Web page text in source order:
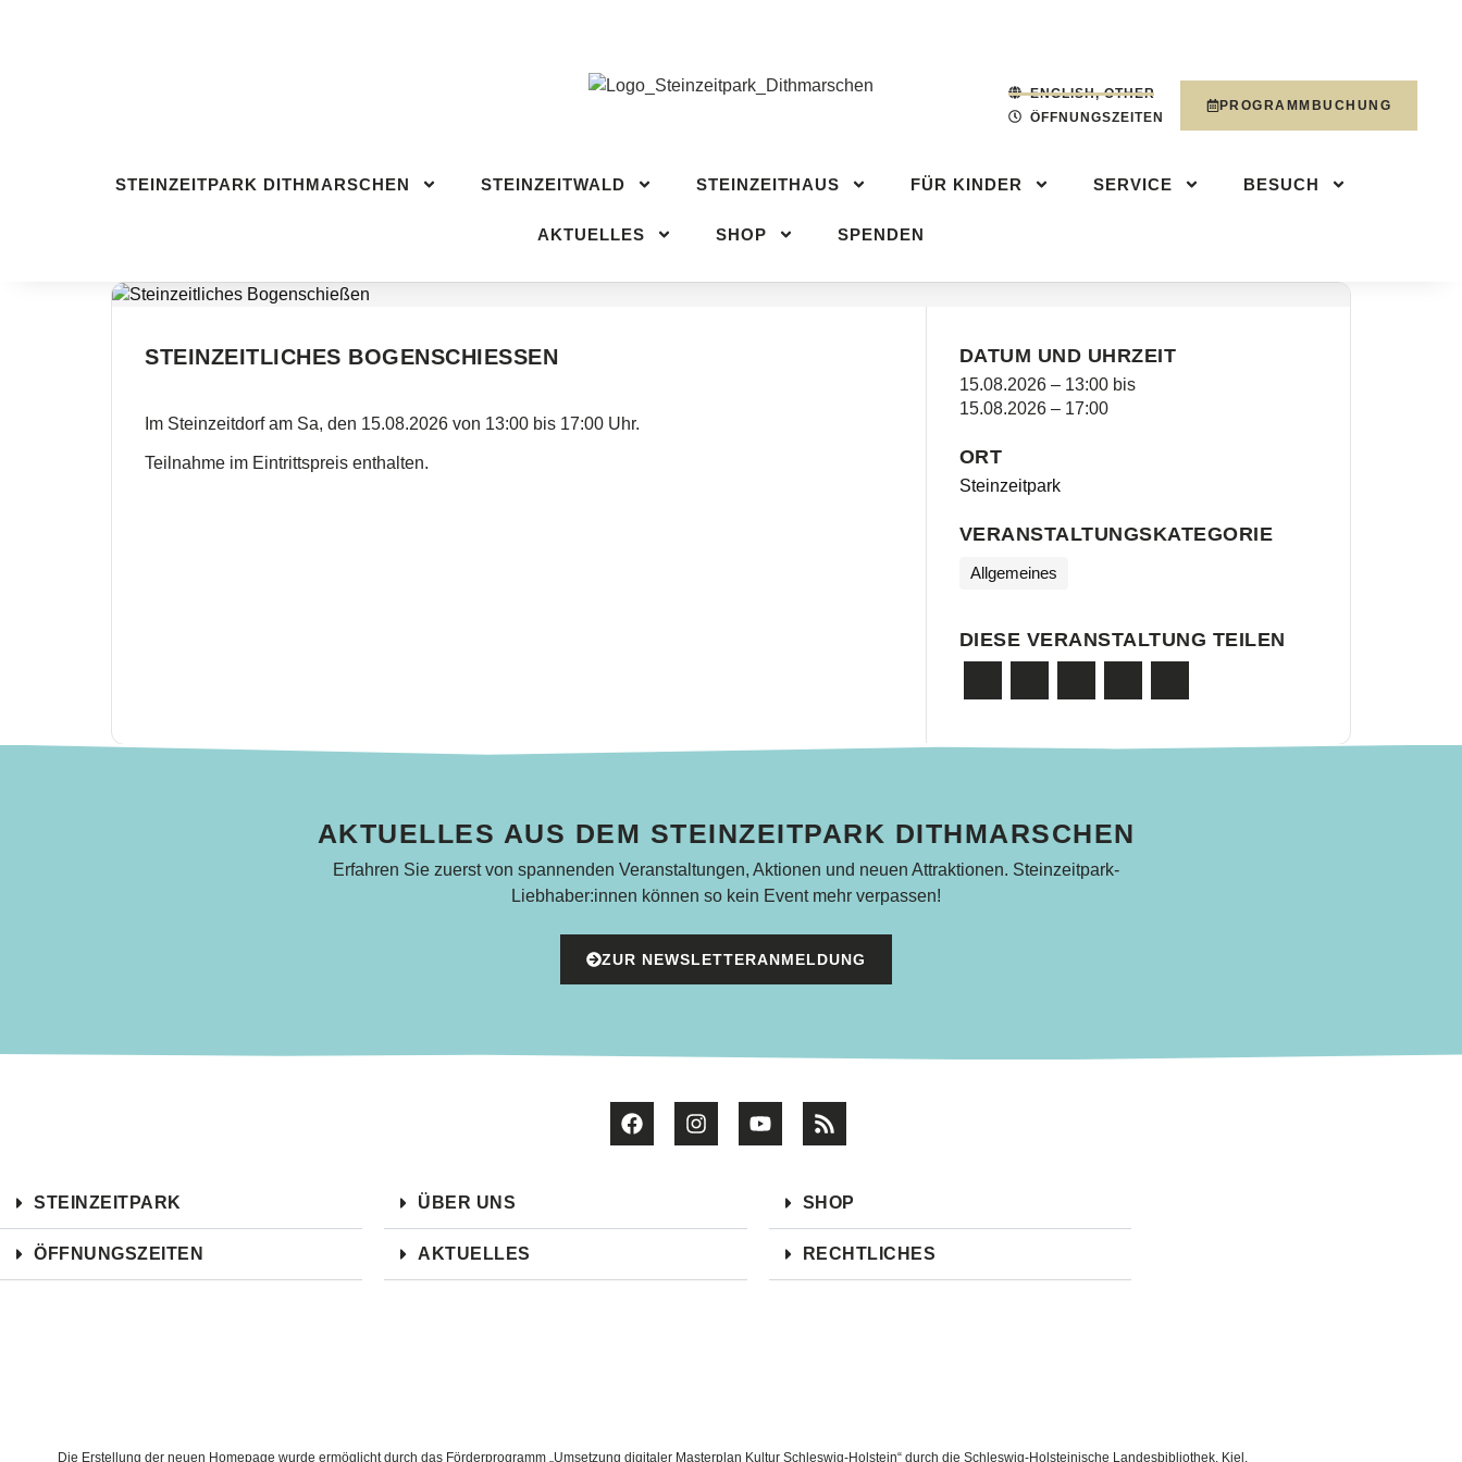
AKTUELLES SHOP SPENDEN
ENGLISH, OTHER
ÖFFNUNGSZEITEN
PROGRAMMBUCHUNG
STEINZEITPARK DITHMARSCHEN STEINZEITWALD STEINZEITHAUS FÜR KINDER SERVICE BESUCH
AKTUELLES SHOP SPENDEN
STEINZEITLICHES BOGENSCHIESSEN
Im Steinzeitdorf am Sa, den 15.08.2026 von 13:00 bis 17:00 Uhr.
Teilnahme im Eintrittspreis enthalten.
DATUM UND UHRZEIT
15.08.2026 – 13:00 bis
15.08.2026 – 17:00
ORT
Steinzeitpark
VERANSTALTUNGSKATEGORIE
Allgemeines
DIESE VERANSTALTUNG TEILEN
AKTUELLES AUS DEM STEINZEITPARK DITHMARSCHEN
Erfahren Sie zuerst von spannenden Veranstaltungen, Aktionen und neuen Attraktionen. Steinzeitpark-
Liebhaber:innen können so kein Event mehr verpassen!
ZUR NEWSLETTERANMELDUNG
STEINZEITPARK
ÖFFNUNGSZEITEN
ÜBER UNS
AKTUELLES
SHOP
RECHTLICHES
Die Erstellung der neuen Homepage wurde ermöglicht durch das Förderprogramm „Umsetzung digitaler Masterplan Kultur Schleswig-Holstein“ durch die Schleswig-Holsteinische Landesbibliothek, Kiel.